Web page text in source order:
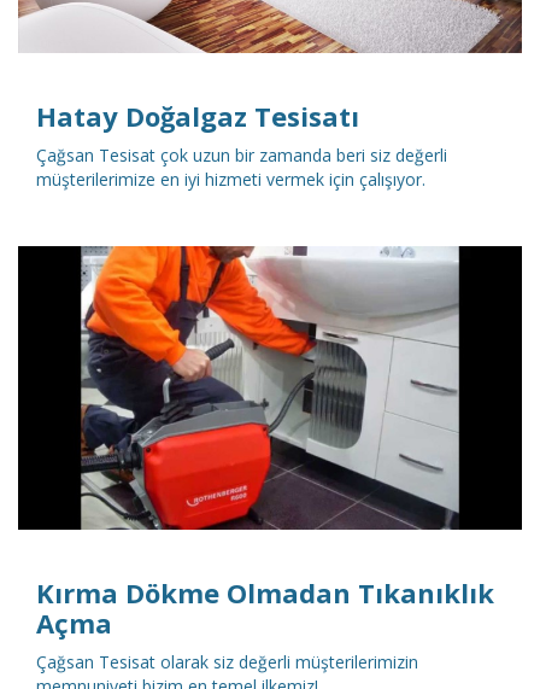
Hatay Doğalgaz Tesisatı
Çağsan Tesisat çok uzun bir zamanda beri siz değerli
müşterilerimize en iyi hizmeti vermek için çalışıyor.
DETAYLI İNCELE
Kırma Dökme Olmadan Tıkanıklık
Açma
Çağsan Tesisat olarak siz değerli müşterilerimizin